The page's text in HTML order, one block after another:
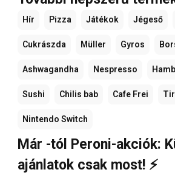
Hír Pizza Játékok Jégeső
Cukrászda Müller Gyros
Ashwagandha Nespresso
Sushi Chilis bab Cafe Frei
Nintendo Switch
Már -tól Peroni-akciók:
ajánlatok csak most! ⚡